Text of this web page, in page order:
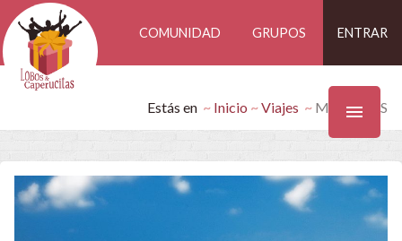
COMUNIDAD GRUPOS ENTRAR
Estás en Inicio Viajes MALDIVAS